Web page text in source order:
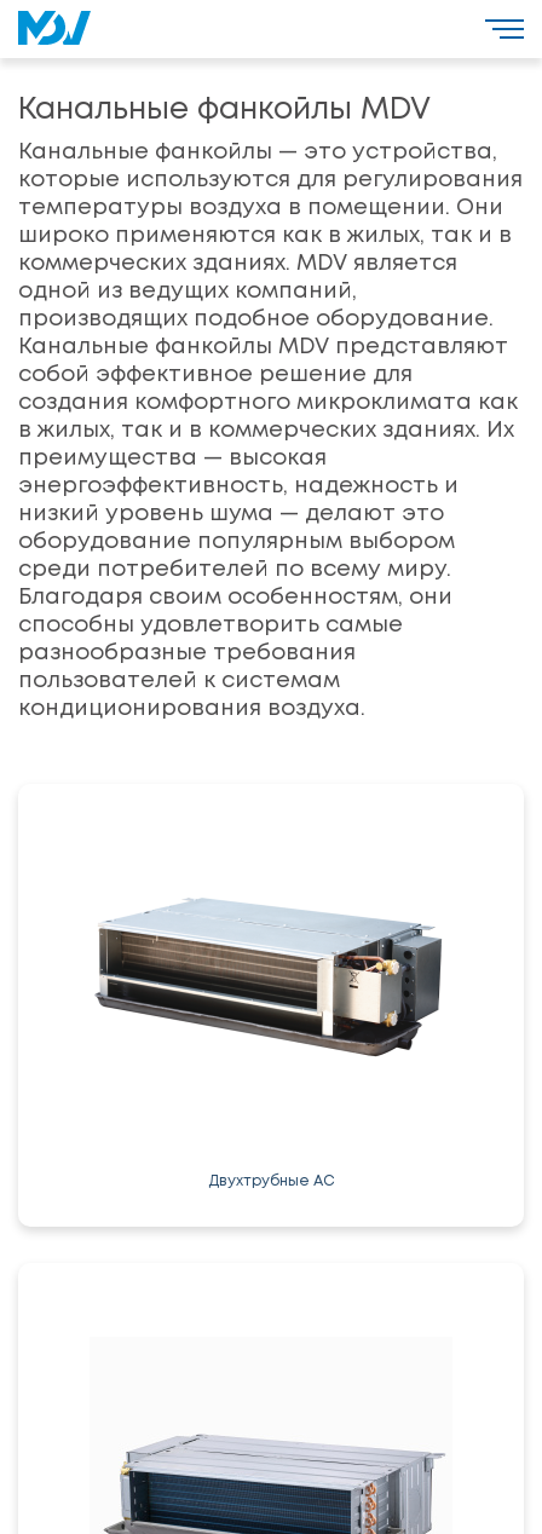
Канальные фанкойлы MDV
Канальные фанкойлы — это устройства,
которые используются для регулирования
температуры воздуха в помещении. Они
широко применяются как в жилых, так и в
коммерческих зданиях. MDV является
одной из ведущих компаний,
производящих подобное оборудование.
Канальные фанкойлы MDV представляют
собой эффективное решение для
создания комфортного микроклимата как
в жилых, так и в коммерческих зданиях. Их
преимущества — высокая
энергоэффективность, надежность и
низкий уровень шума — делают это
оборудование популярным выбором
среди потребителей по всему миру.
Благодаря своим особенностям, они
способны удовлетворить самые
разнообразные требования
пользователей к системам
кондиционирования воздуха.
Двухтрубные AC